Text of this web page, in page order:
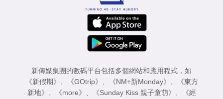
新傳媒集團的數碼平台包括多個網站和應用程式，如
《新假期》
《GOtrip》 《NM+新Monday》
《東方
新地》
《more》 《Sunday Kiss 親子童萌》
《經